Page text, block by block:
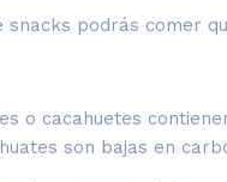
snacks podrás comer
o cacahuetes
son bajas en